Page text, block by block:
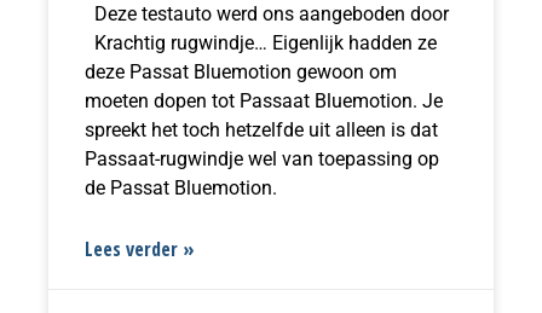
Deze testauto werd ons aangeboden door
Krachtig rugwindje… Eigenlijk hadden ze
deze Passat Bluemotion gewoon om
moeten dopen tot Passaat Bluemotion. Je
spreekt het toch hetzelfde uit alleen is dat
Passaat-rugwindje wel van toepassing op
de Passat Bluemotion.
Lees verder »